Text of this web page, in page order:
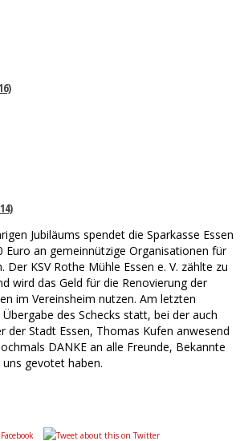
Jubiläums spendet die Sparkasse Essen
Euro an gemeinnützige Organisationen für
Der KSV Rothe Mühle Essen e. V. zählte zu
wird das Geld für die Renovierung der
im Vereinsheim nutzen. Am letzten
des Schecks statt, bei der auch
der Stadt Essen, Thomas Kufen anwesend
DANKE an alle Freunde, Bekannte
gevotet haben.